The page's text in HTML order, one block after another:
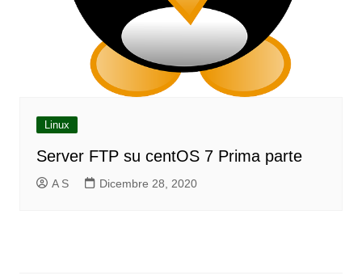
Linux
Server FTP su centOS 7 Prima parte
A S Dicembre 28, 2020